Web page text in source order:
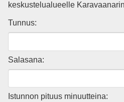
keskustelualueelle
Tunnus:
Salasana:
Istunnon pituus minuutteina: